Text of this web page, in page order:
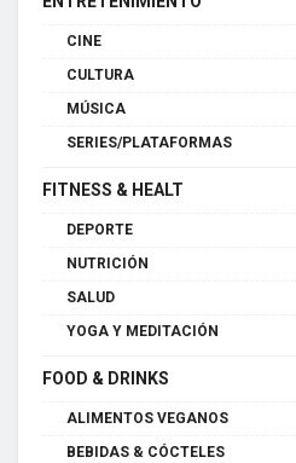
CINE
CULTURA
MÚSICA
SERIES/PLATAFORMAS
FITNESS & HEALT
DEPORTE
NUTRICIÓN
SALUD
YOGA Y MEDITACIÓN
FOOD & DRINKS
ALIMENTOS VEGANOS
BEBIDAS & CÓCTELES